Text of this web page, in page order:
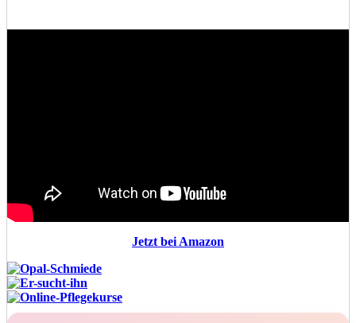
Jetzt bei Amazon